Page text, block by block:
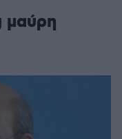
μαύρη